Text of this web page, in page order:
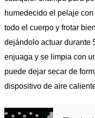
humedecido el pelaje
todo el cuerpo y frotar
dejándolo actuar durante
enjuaga y se limpia con
puede dejar secar de
dispositivo de aire